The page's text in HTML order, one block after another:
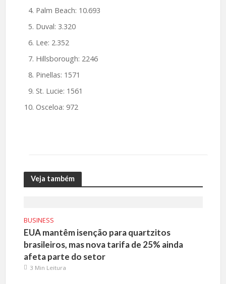
Palm Beach: 10.693
Duval: 3.320
Lee: 2.352
Hillsborough: 2246
Pinellas: 1571
St. Lucie: 1561
Osceloa: 972
Veja também
BUSINESS
EUA mantêm isenção para quartzitos
brasileiros, mas nova tarifa de 25% ainda
afeta parte do setor
3 Min Leitura